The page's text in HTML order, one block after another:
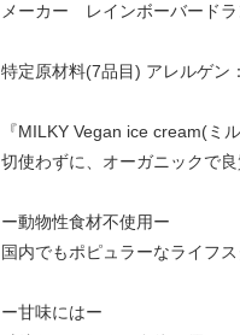
メーカー レインボーバードラ
特定原材料(7品目) アレルゲン
『MILKY Vegan ice cream(ミ
切使わずに、オーガニックで
ー動物性食材不使用ー
国内でもポピュラーなライフ
ー甘味にはー